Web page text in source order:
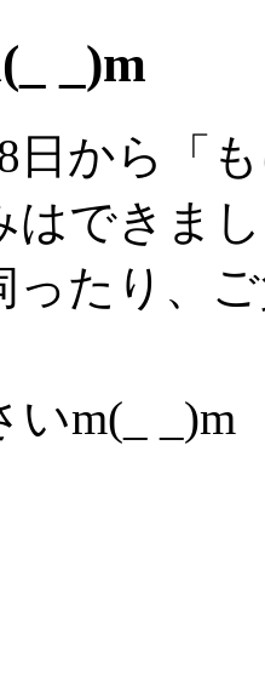
_)m
日から「
はできま
ったり、
いm(_ _)m